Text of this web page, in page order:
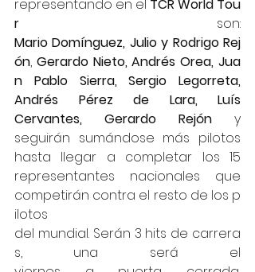
representando en el TCR World Tou
r
Mario Domínguez, Julio y Rodrigo Rej
ón, Gerardo Nieto, Andrés Orea, Jua
n Pablo Sierra, Sergio Legorreta,
Andrés Pérez de Lara, Luís
Cervantes, Gerardo Rejón y
seguirán sumándose más pilotos
hasta llegar a completar los 15
representantes nacionales que
competirán contra el resto de los p
ilotos
del mundial. Serán 3 hits de carrera
s, una será el